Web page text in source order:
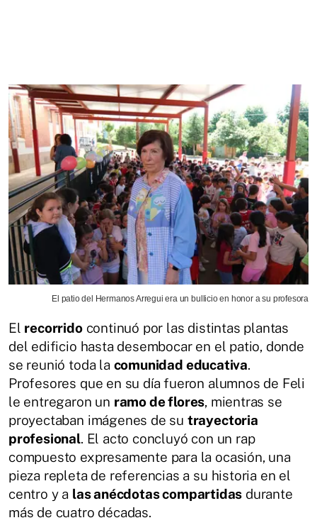
El patio del Hermanos Arregui era un bullicio en honor a su profesora
El recorridocontinuó por las distintas plantas
del edificio hasta desembocar en el patio, donde
se reunió toda la comunidad educativa.
Profesores que en su día fueron alumnos de Feli
le entregaron un ramo de flores, mientras se
proyectaban imágenes de su trayectoria
profesional. El acto concluyó con un rap
compuesto expresamente para la ocasión, una
pieza repleta de referencias a su historia en el
centro y a las anécdotas compartidas durante
más de cuatro décadas.